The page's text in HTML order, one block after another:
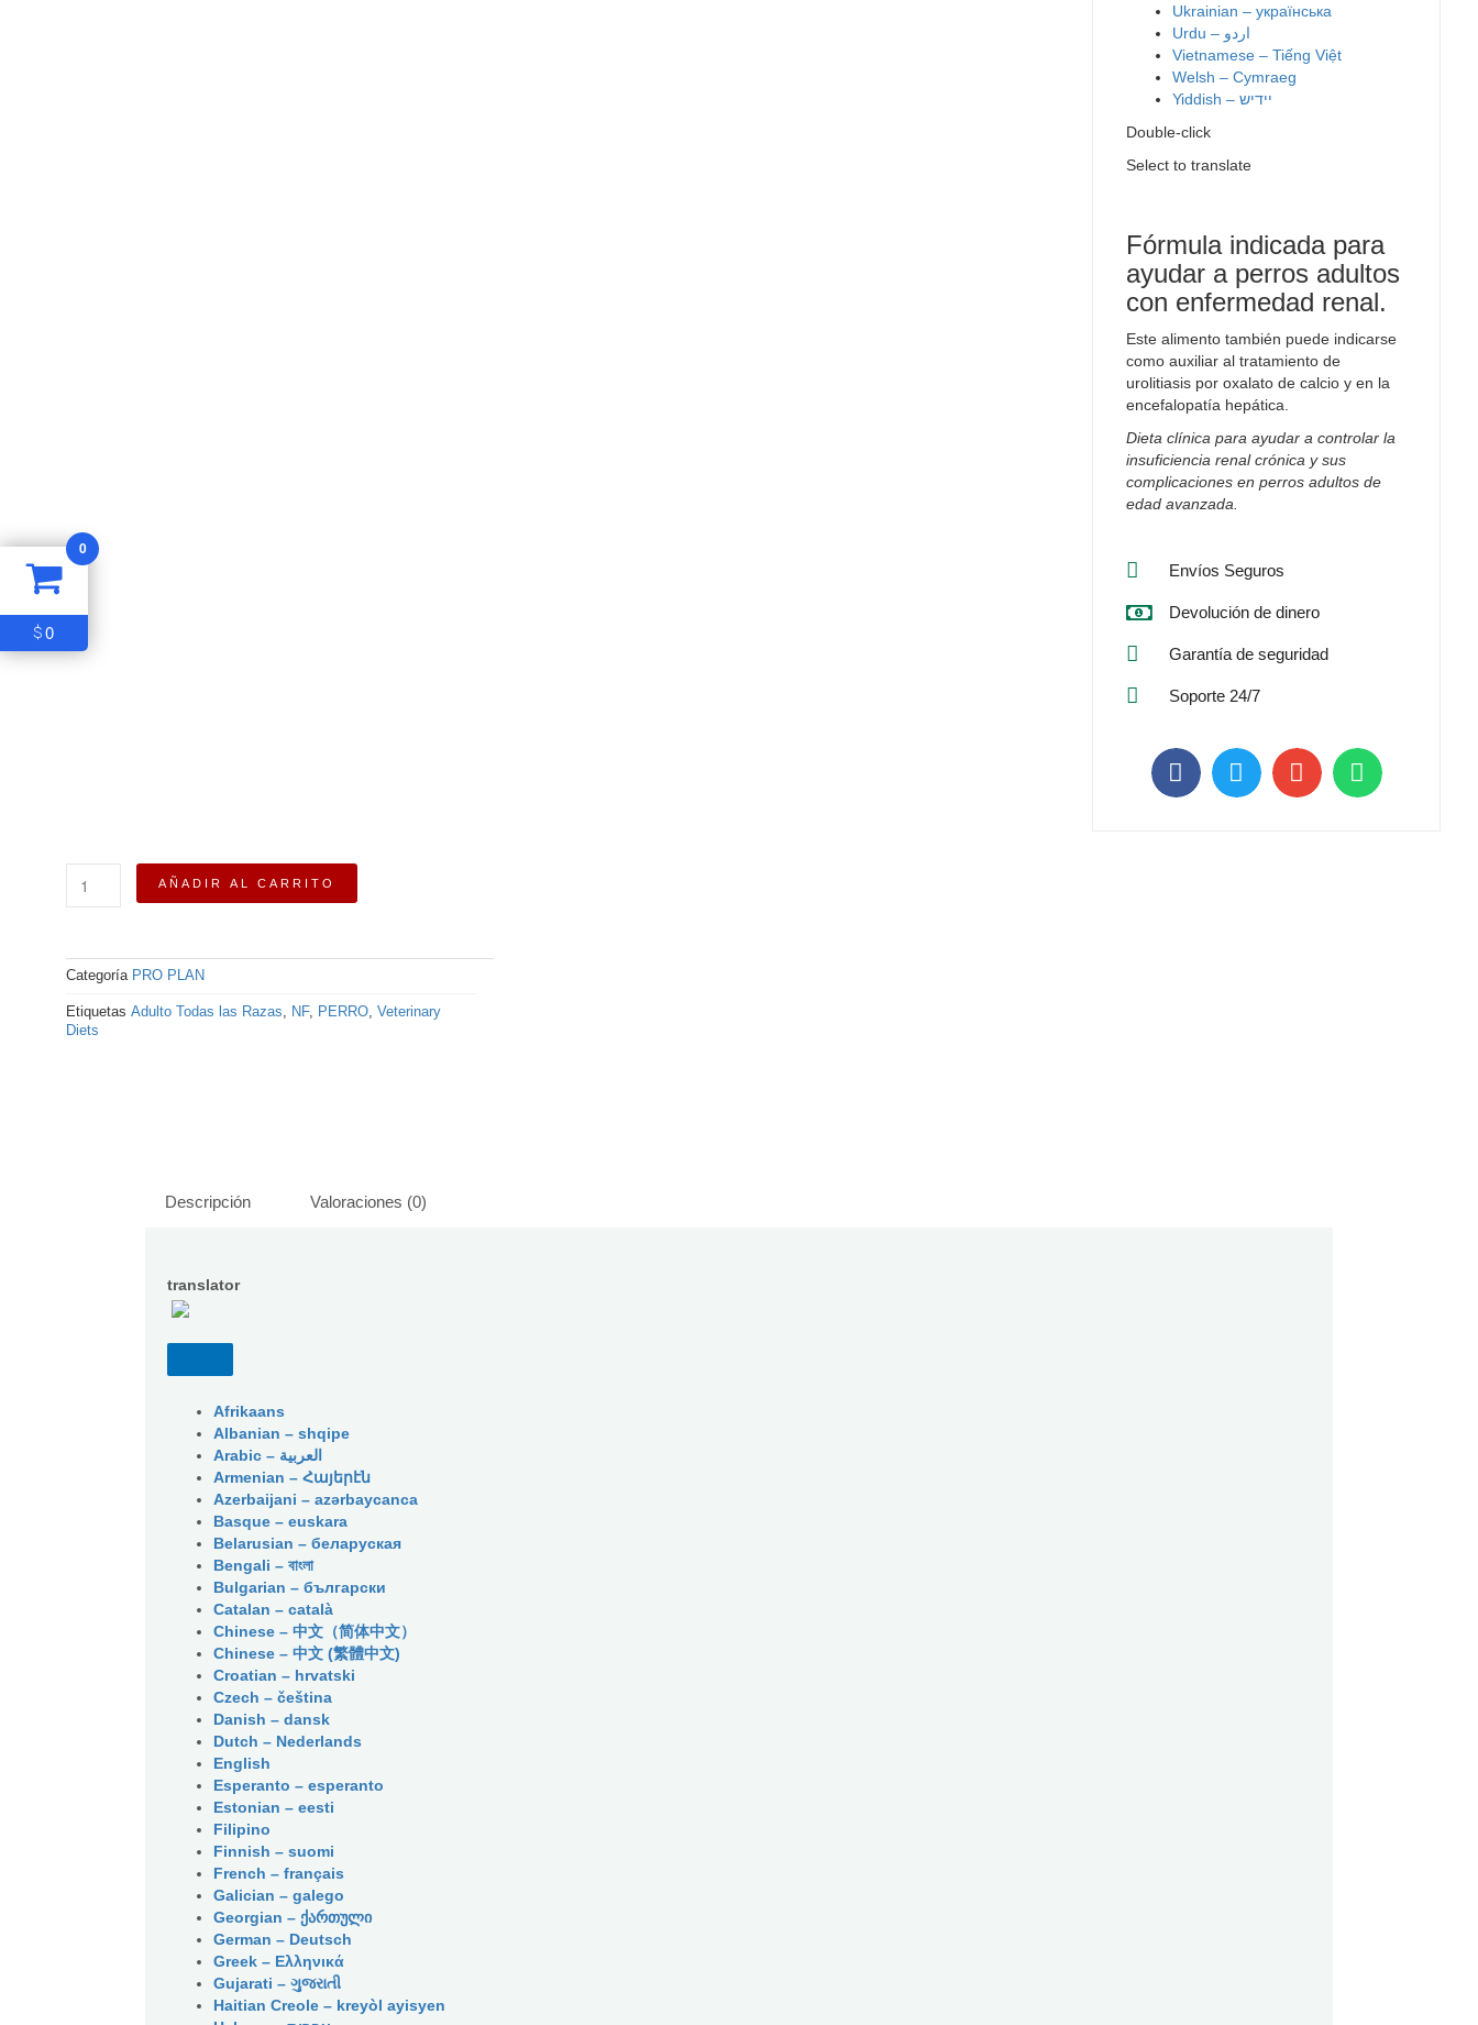
Pro
Diets
Kidney
Function
Canine
AÑADIR AL CARRITO
Categoría PRO PLAN
Etiquetas Adulto Todas las Razas NF, PERRO, Veterinary
Diets
Ukrainian – українська
Vietnamese – Tiếng Việt
Welsh – Cymraeg
Yiddish – יידיש
Double-click
Select to translate
Fórmula indicada para
ayudar a perros adultos
con enfermedad renal.
Este alimento también puede indicarse
como auxiliar al tratamiento de
urolitiasis por oxalato de calcio y en la
encefalopatía hepática.
Dieta clínica para ayudar a controlar la
insuficiencia renal crónica y sus
complicaciones en perros adultos de
edad avanzada.
Envíos Seguros
Devolución de dinero
Garantía de seguridad
Soporte 24/7
Descripción Valoraciones (0)
translator
Afrikaans
Albanian – shqipe
Armenian – Հայերէն
Azerbaijani – azərbaycanca
Basque – euskara
Belarusian – беларуская
Bengali – বাংলা
Bulgarian – български
Catalan – català
Chinese – 中文（简体中文）
Chinese – 中文 (繁體中文)
Croatian – hrvatski
Czech – čeština
Danish – dansk
Dutch – Nederlands
English
Esperanto – esperanto
Estonian – eesti
Filipino
Finnish – suomi
French – français
Galician – galego
Georgian – ქართული
German – Deutsch
Greek – Ελληνικά
Gujarati – ગુજરાતી
Haitian Creole – kreyòl ayisyen
0
$0